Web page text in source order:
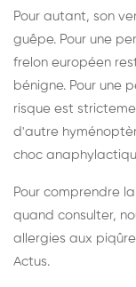
Pour autant, son
guêpe. Pour une
frelon européen
bénigne. Pour une
risque est
d'autre
choc
Pour comprendre
quand consulter,
allergies aux
Actus.